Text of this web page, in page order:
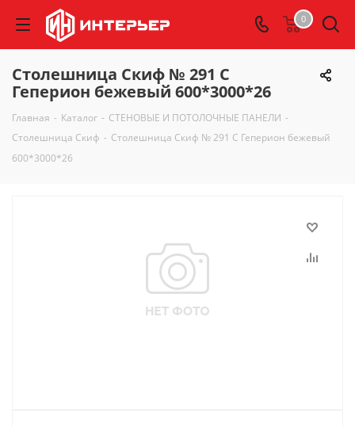
0
Столешница Скиф № 291 С
Геперион бежевый 600*3000*26
Главная - Каталог - СТЕНОВЫЕ И ПОТОЛОЧНЫЕ ПАНЕЛИ -
Столешница Скиф - Столешница Скиф № 291 С Геперион бежевый
600*3000*26